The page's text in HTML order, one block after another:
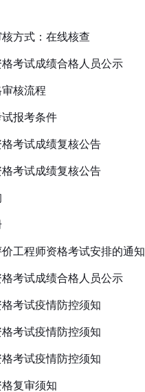
方式：在线核查
考试成绩合格人员公示
核流程
报考条件
考试成绩复核公告
考试成绩复核公告
工程师资格考试安排的通知
考试成绩合格人员公示
考试疫情防控须知
考试疫情防控须知
考试疫情防控须知
复审须知